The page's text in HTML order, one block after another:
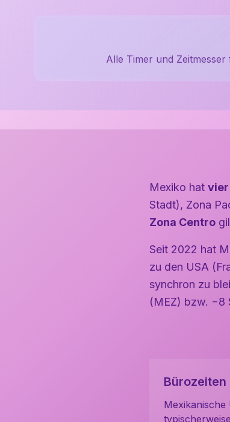
Alle Timer und
Mexiko hat vier
Stadt), Zona
Zona Centro
Seit 2022 hat
zu den USA
synchron zu
(MEZ) bzw. −8
Bürozeiten